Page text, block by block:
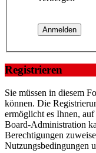
Registrieren
Sie müssen in diesem
können. Die
ermöglicht es Ihnen,
Board-Administration
Berechtigungen
Nutzungsbedingungen